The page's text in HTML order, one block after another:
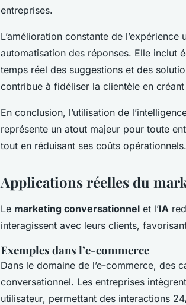
entreprises.
L’amélioration constante de
automatisation des réponses. Elle inclut
temps réel des suggestions et des
contribue à fidéliser la clientèle en
En conclusion, l’utilisation de
représente un atout majeur pour toute
tout en réduisant ses coûts opérationnels.
Applications réelles du
Le marketing conversationnel et l’IA
interagissent avec leurs clients,
Exemples dans l’e-commerce
Dans le domaine de l’e-commerce, des
conversationnel. Les entreprises
utilisateur, permettant des interactions